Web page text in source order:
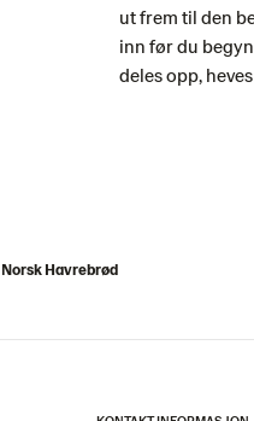
ut frem til den
inn før du
deles opp,
Norsk Havrebrød